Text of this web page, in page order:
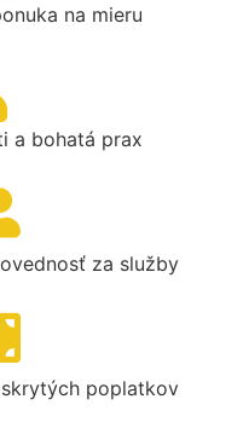
na mieru
a bohatá prax
za služby
poplatkov